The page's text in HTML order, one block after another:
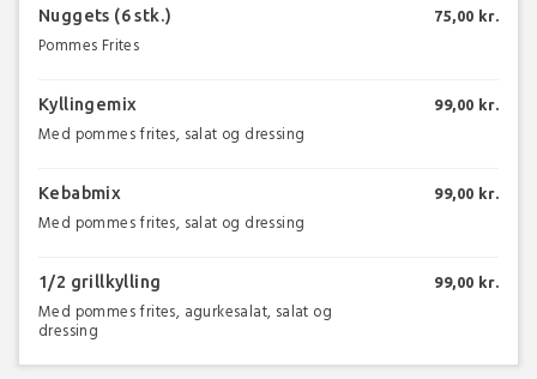
Nuggets (6 stk.)
Pommes Frites
75,00 kr.
Kyllingemix
Med pommes frites, salat og dressing
99,00 kr.
Kebabmix
Med pommes frites, salat og dressing
99,00 kr.
1/2 grillkylling
Med pommes frites, agurkesalat, salat og
dressing
99,00 kr.